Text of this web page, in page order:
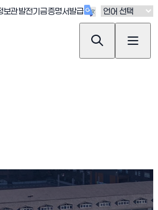
림)
보관(새창 열림)
발전기금(새창 열림)
증명서발급(새창 열림)